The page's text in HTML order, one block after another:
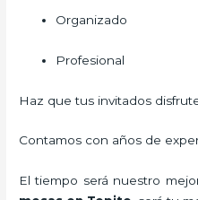
Organizado
Profesional
Haz que tus invitados
Contamos con años de
El tiempo será nuestro